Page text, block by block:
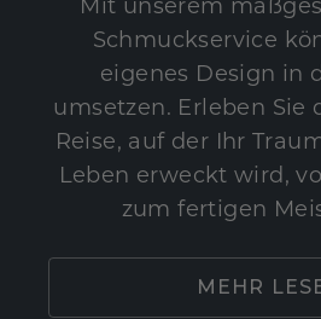
Mit unserem
Schmuckservice
eigenes Design in
umsetzen. Erleben Sie
Reise, auf der Ihr
Leben erweckt wird,
zum fertigen
MEHR